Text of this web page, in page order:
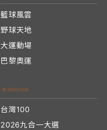
籃球風雲
野球天地
大運動場
巴黎奧運
台灣100
2026九合一大選